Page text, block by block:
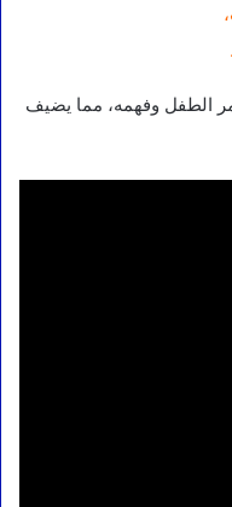
الطفل وفهمه، مما يضيف